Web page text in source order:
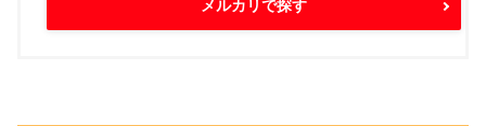
メルカリで探す